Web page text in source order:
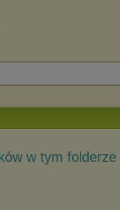
w tym folderze